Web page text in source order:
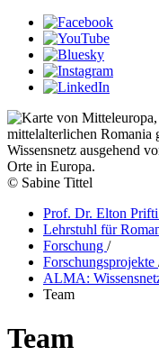
© Sabine Tittel
Prof. Dr. Elton Prifti
Lehrstuhl für
Forschung /
Forschungsprojekte
ALMA:
Team
Team